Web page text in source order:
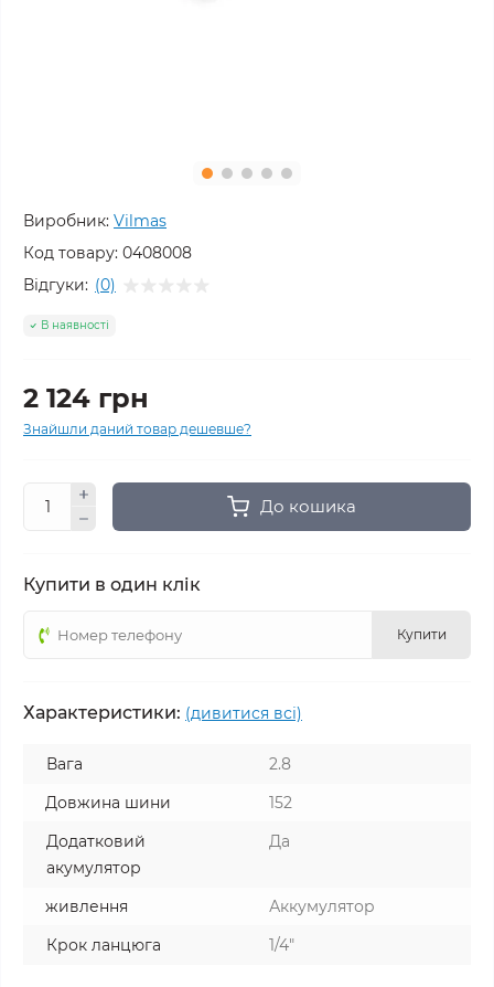
Виробник: Vilmas
Код товару: 0408008
Відгуки: (0)
В наявності
2 124 грн
Знайшли даний товар дешевше?
До кошика
Купити в один клік
Купити
Характеристики: (дивитися всі)
Вага
2.8
Довжина шини
152
Додатковий
акумулятор
Да
живлення
Аккумулятор
Крок ланцюга
1/4"